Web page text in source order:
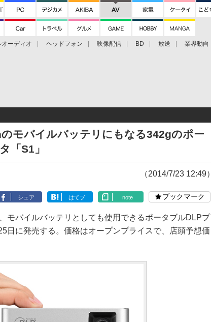
ーディオ ヘッドフォン 映像配信 BD 放送 業界動向
モバイルバッテリにもなる342gのポー
「S1」
（2014/7/23 12:49）
シェア はてブ note ブックマーク
モバイルバッテリとしても使用できるポータブルDLPプ
日に発売する。価格はオープンプライスで、店頭予想価